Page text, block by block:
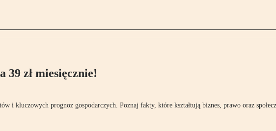
39 zł miesięcznie!
i kluczowych prognoz gospodarczych. Poznaj fakty, które kształtują biznes, prawo oraz